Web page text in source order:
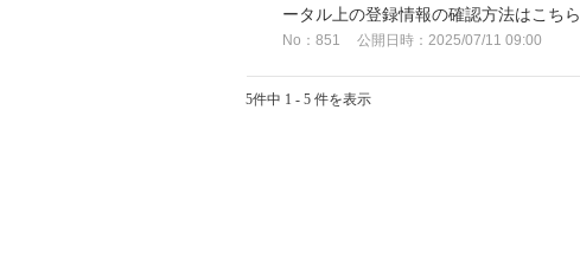
ータル上の登録情報の確認方法はこちら
No：851 公開日時：2025/07/11 09:00
5件中 1 - 5 件を表示